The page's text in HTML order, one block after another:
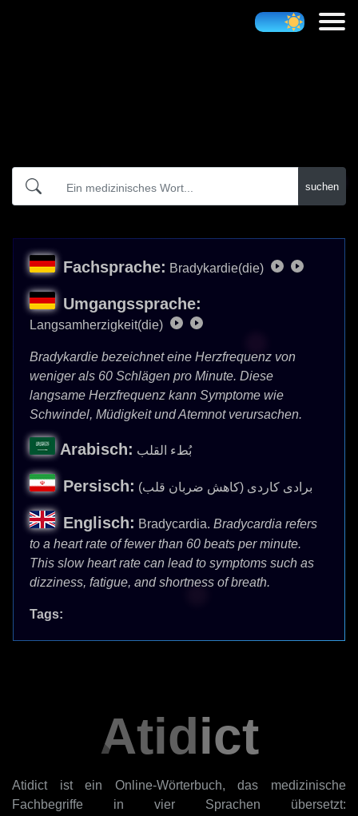
suchen
Fachsprache: Bradykardie(die)
Umgangssprache:
Langsamherzigkeit(die)
Bradykardie bezeichnet eine Herzfrequenz von
weniger als 60 Schlägen pro Minute. Diese
langsame Herzfrequenz kann Symptome wie
Schwindel, Müdigkeit und Atemnot verursachen.
Arabisch: بُطء القلب
Persisch: برادی کاردی (کاهش ضربان قلب)
Englisch: Bradycardia. Bradycardia refers
to a heart rate of fewer than 60 beats per minute.
This slow heart rate can lead to symptoms such as
dizziness, fatigue, and shortness of breath.
Tags:
Atidict
Atidict ist ein Online-Wörterbuch, das medizinische
Fachbegriffe in vier Sprachen übersetzt: